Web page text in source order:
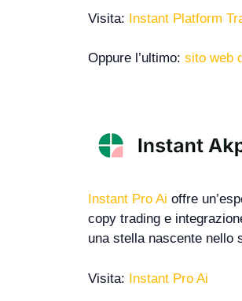
Visita: Instant Platform
Oppure l’ultimo: sito web
Instant Pro Ai offre
copy trading e
una stella nascente nello
Visita: Instant Pro Ai